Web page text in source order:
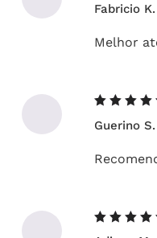
5de 5
Fabricio K.
Melhor
5de 5
Guerino S.